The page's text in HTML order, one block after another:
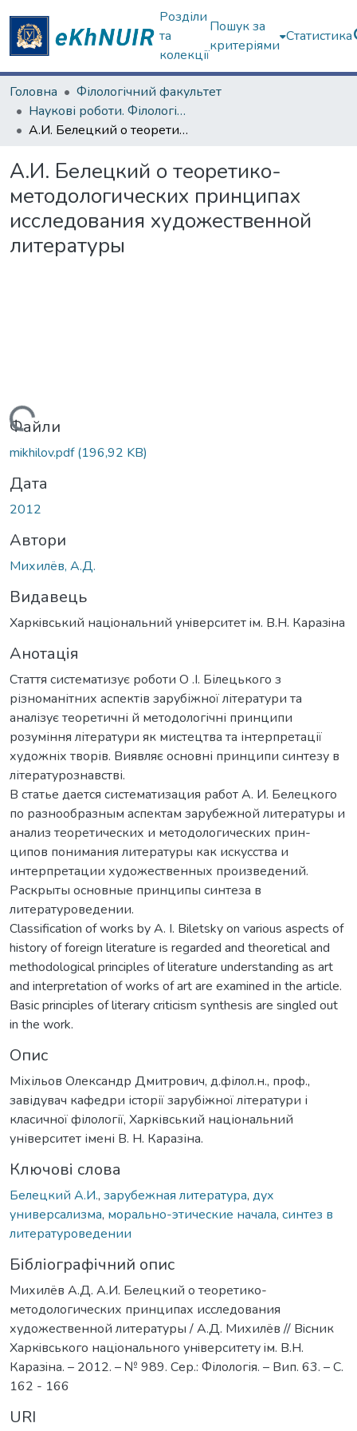
Розділи
та
колекції
Пошук за
критеріями
Статистика
Головна
Філологічний факультет
Наукові роботи. Філологічний факультет
А.И. Белецкий о теоретико-методологических принципах исследования художественной литературы
А.И. Белецкий о теоретико-
методологических принципах
исследования художественной
литературы
Файли
mikhilov.pdf(196,92 KB)
Дата
2012
Автори
Михилёв, А.Д.
Видавець
Харкiвський нацiональний унiверситет iм. В.Н. Каразiна
Анотація
Стаття систематизує роботи О .І. Білецького з
різноманітних аспектів зарубіжної літератури та
аналізує теоретичні й методологічні принципи
розуміння літератури як мистецтва та інтерпретації
художніх творів. Виявляє основні принципи синтезу в
літературознавстві.
В статье дается систематизация работ А. И. Белецкого
по разнообразным аспектам зарубежной литературы и
анализ теоретических и методологических прин-
ципов понимания литературы как искусства и
интерпретации художественных произведений.
Раскрыты основные принципы синтеза в
литературоведении.
Classification of works by A. I. Biletsky on various aspects of
history of foreign literature is regarded and theoretical and
methodological principles of literature understanding as art
and interpretation of works of art are examined in the article.
Basic principles of literary criticism synthesis are singled out
in the work.
Опис
Міхільов Олександр Дмитрович, д.філол.н., проф.,
завідувач кафедри історії зарубіжної літератури і
класичної філології, Харківський національний
університет імені В. Н. Каразіна.
Ключові слова
Белецкий А.И., зарубежная литература, дух
универсализма, морально-этические начала, синтез в
литературоведении
Бібліографічний опис
Михилёв А.Д. А.И. Белецкий о теоретико-
методологических принципах исследования
художественной литературы / А.Д. Михилёв // Вiсник
Харкiвського нацiонального унiверситету iм. В.Н.
Каразiна. – 2012. – № 989. Сер.: Філологія. – Вип. 63. – С.
162 - 166
URI